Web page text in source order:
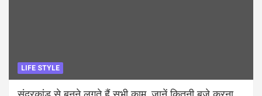
LIFE STYLE